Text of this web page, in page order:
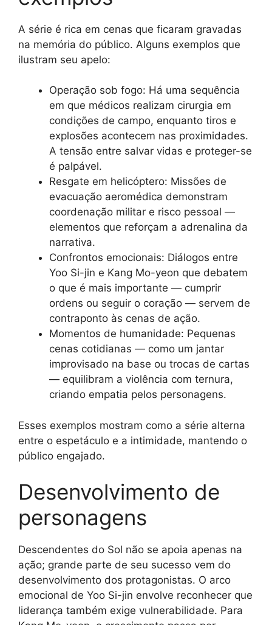
A série é rica em cenas que ficaram gravadas
na memória do público. Alguns exemplos que
ilustram seu apelo:
Operação sob fogo: Há uma sequência
em que médicos realizam cirurgia em
condições de campo, enquanto tiros e
explosões acontecem nas proximidades.
A tensão entre salvar vidas e proteger-se
é palpável.
Resgate em helicóptero: Missões de
evacuação aeromédica demonstram
coordenação militar e risco pessoal —
elementos que reforçam a adrenalina da
narrativa.
Confrontos emocionais: Diálogos entre
Yoo Si-jin e Kang Mo-yeon que debatem
o que é mais importante — cumprir
ordens ou seguir o coração — servem de
contraponto às cenas de ação.
Momentos de humanidade: Pequenas
cenas cotidianas — como um jantar
improvisado na base ou trocas de cartas
— equilibram a violência com ternura,
criando empatia pelos personagens.
Esses exemplos mostram como a série alterna
entre o espetáculo e a intimidade, mantendo o
público engajado.
Desenvolvimento de
personagens
Descendentes do Sol não se apoia apenas na
ação; grande parte de seu sucesso vem do
desenvolvimento dos protagonistas. O arco
emocional de Yoo Si-jin envolve reconhecer que
liderança também exige vulnerabilidade. Para